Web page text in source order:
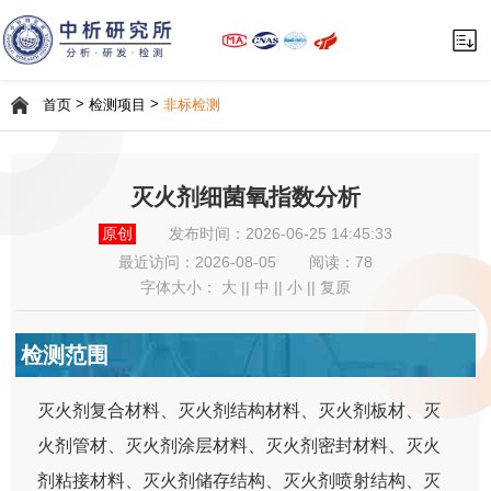
首页> 检测项目 > 非标检测
灭火剂细菌氧指数分析
原创
发布时间：2026-06-25 14:45:33
最近访问：2026-08-05
阅读：78
字体大小： 大 中 小 复原
检测范围
灭火剂复合材料、灭火剂结构材料、灭火剂板材、灭
火剂管材、灭火剂涂层材料、灭火剂密封材料、灭火
剂粘接材料、灭火剂储存结构、灭火剂喷射结构、灭